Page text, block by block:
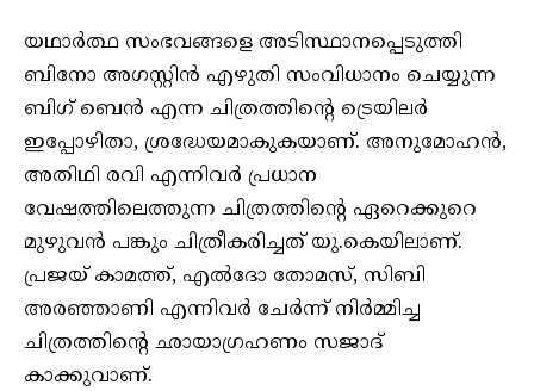
യഥാർത്ഥ സംഭവങ്ങളെ അടിസ്ഥാനപ്പെടുത്തി
ബിനോ അ​ഗസ്റ്റിൻ എഴുതി സംവിധാനം ചെയ്യുന്ന
ബി​ഗ് ബെൻ എന്ന ചിത്രത്തിന്റെ ട്രെയിലർ
ഇപ്പോഴിതാ, ശ്രദ്ധേയമാകുകയാണ്. അനുമോഹൻ,
അതിഥി രവി എന്നിവർ പ്രധാന
വേഷത്തിലെത്തുന്ന ചിത്രത്തിന്റെ ഏറെക്കുറെ
മുഴുവൻ പങ്കും ചിത്രീകരിച്ചത് യു.കെയിലാണ്.
പ്രജയ് കാമത്ത്, എൽദോ തോമസ്, സിബി
അരഞ്ഞാണി എന്നിവർ ചേർന്ന് നിർമ്മിച്ച
ചിത്രത്തിന്റെ ഛായാ​ഗ്രഹണം സജാദ്
കാക്കുവാണ്.